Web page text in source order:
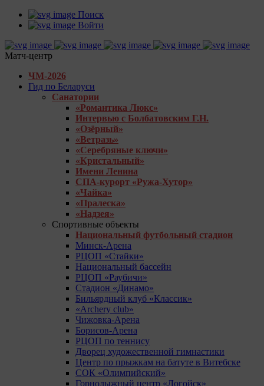
Поиск
Войти
Матч-центр
ЧМ-2026
Гид по Беларуси
Санатории
«Романтика Люкс»
Интервью с Болбатовским Г.Н.
«Озёрный»
«Ветразь»
«Серебряные ключи»
«Кристальный»
Имени Ленина
СПА-курорт «Ружа-Хутор»
«Чайка»
«Пралеска»
«Надзея»
Спортивные объекты
Национальный футбольный стадион
Минск-Арена
РЦОП «Стайки»
Национальный бассейн
РЦОП «Раубичи»
Стадион «Динамо»
Бильярдный клуб «Классик»
«Archery club»
Чижовка-Арена
Борисов-Арена
РЦОП по теннису
Дворец художественной гимнастики
Центр по прыжкам на батуте в Витебске
СОК «Олимпийский»
Горнолыжный центр «Логойск»